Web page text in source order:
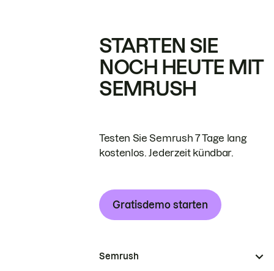
STARTEN SIE
NOCH HEUTE MIT
SEMRUSH
Testen Sie Semrush 7 Tage lang
kostenlos. Jederzeit kündbar.
Gratisdemo starten
Semrush